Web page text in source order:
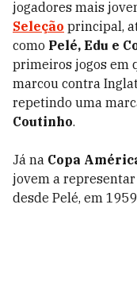
jogadores mais
Seleção principal,
como Pelé, Edu e
primeiros jogos em
marcou contra
repetindo uma
Coutinho.
Já na Copa
jovem a representar
desde Pelé, em